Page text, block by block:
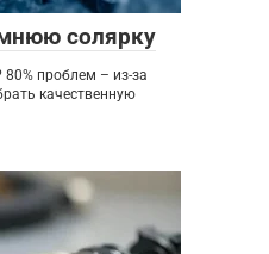
солярку
проблем – из-за
качественную